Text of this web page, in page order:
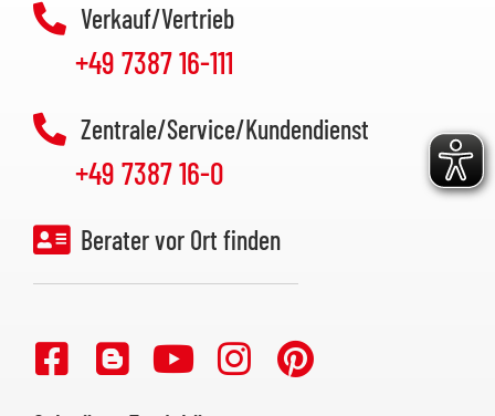
Verkauf/Vertrieb
+49 7387 16-111
Zentrale/Service/Kundendienst
+49 7387 16-0
Berater vor Ort finden